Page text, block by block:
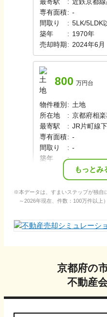
最寄駅
: 近鉄京都線
専有面積: -
間取り
: 5LK/5LDK
築年
: 1970年
売却時期 : 2024年6月
800 万円台
物件種別 : 土地
所在地
: 京都府相
最寄駅
: JR片町線
専有面積: -
間取り
: -
築年
: -
2024年5月
もっとみ
本データは、すまいステップが独自
～2026年現在、件数：100万件以上
京都府の
不動産